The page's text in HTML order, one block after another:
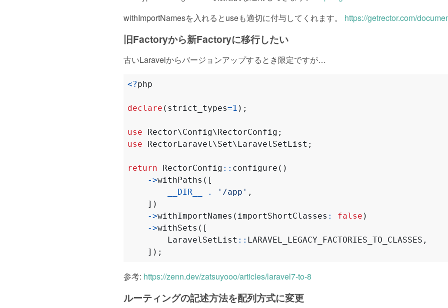
withImportNamesを入れるとuseも適切に付与してくれます。 https://getrector.com/
旧Factoryから新Factoryに移行したい
古いLaravelからバージョンアップするとき限定ですが…
<?php
declare ( strict_types=1 );
use Rector\Config\RectorConfig ;
use
RectorLaravel\Set\LaravelSetList ;
return RectorConfig :: configure ()
->withPaths ([
__DIR__
. '/app' ,
])
->withImportNames ( importShortClasses : false )
->withSets ([
LaravelSetList :: LARAVEL_LEGACY_FACTORIES_TO_CLASSES ,
]);
参考: https://zenn.dev/zatsuyooo/articles/laravel7-to-8
ルーティングの記述方法を配列方式に変更